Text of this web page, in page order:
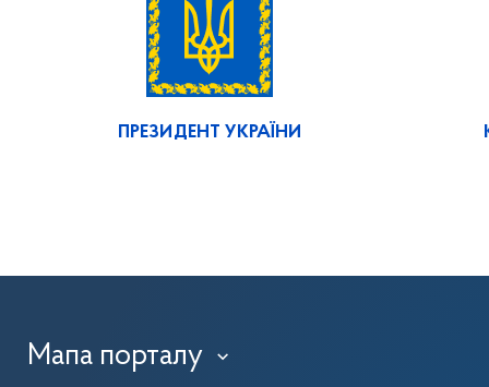
ПРЕЗИДЕНТ УКРАЇНИ
Мапа порталу ›